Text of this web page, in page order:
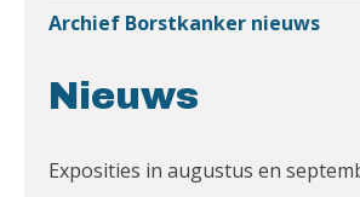
Archief Borstkanker nieuws
Nieuws
Exposities in augustus en